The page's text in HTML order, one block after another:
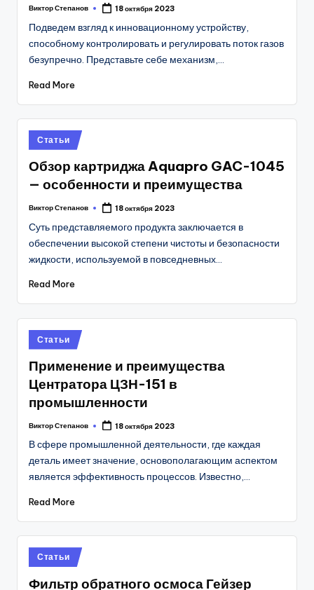
Posted
Виктор Степанов 18 октября 2023
Подведем взгляд к инновационному устройству,
способному контролировать и регулировать поток газов
безупречно. Представьте себе механизм,…
Read More
Posted
in
Статьи
Обзор картриджа Aquapro GAC-1045
— особенности и преимущества
Posted
Виктор Степанов 18 октября 2023
Суть представляемого продукта заключается в
обеспечении высокой степени чистоты и безопасности
жидкости, используемой в повседневных…
Read More
Posted
in
Статьи
Применение и преимущества
Центратора ЦЗН-151 в
промышленности
Posted
Виктор Степанов 18 октября 2023
В сфере промышленной деятельности, где каждая
деталь имеет значение, основополагающим аспектом
является эффективность процессов. Известно,…
Read More
Posted
in
Статьи
Фильтр обратного осмоса Гейзер